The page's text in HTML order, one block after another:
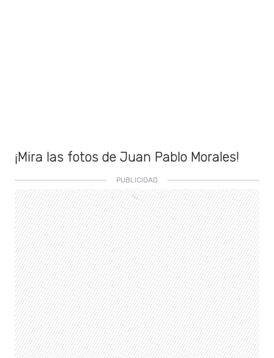
¡Mira las fotos de Juan Pablo Morales!